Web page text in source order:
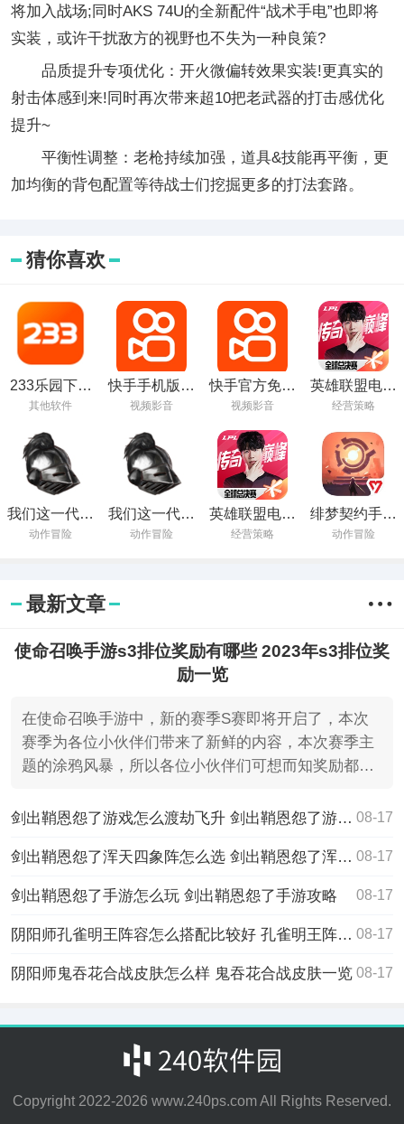
将加入战场;同时AKS 74U的全新配件“战术手电”也即将
实装，或许干扰敌方的视野也不失为一种良策?
品质提升专项优化：开火微偏转效果实装!更真实的
射击体感到来!同时再次带来超10把老武器的打击感优化
提升~
平衡性调整：老枪持续加强，道具&技能再平衡，更
加均衡的背包配置等待战士们挖掘更多的打法套路。
猜你喜欢
233乐园下载
安装无广告
其他软件
快手手机版下
载正版
视频影音
快手官方免费
下载
视频影音
英雄联盟电竞
经理手游官服
经营策略
我们这一代的
命运最新版下
动作冒险
我们这一代的
命运手游下载
动作冒险
英雄联盟电竞
经理官方最新
经营策略
绯梦契约手游
最新版本下载
动作冒险
最新文章
使命召唤手游s3排位奖励有哪些 2023年s3排位奖
励一览
在使命召唤手游中，新的赛季S赛即将开启了，本次
赛季为各位小伙伴们带来了新鲜的内容，本次赛季主
题的涂鸦风暴，所以各位小伙伴们可想而知奖励都是
剑出鞘恩怨了游戏怎么渡劫飞升 剑出鞘恩怨了游戏渡劫飞升的方法 08-17
剑出鞘恩怨了浑天四象阵怎么选 剑出鞘恩怨了浑天四象阵选择方法 08-17
剑出鞘恩怨了手游怎么玩 剑出鞘恩怨了手游攻略 08-17
阴阳师孔雀明王阵容怎么搭配比较好 孔雀明王阵容推荐 08-17
阴阳师鬼吞花合战皮肤怎么样 鬼吞花合战皮肤一览 08-17
Copyright 2022-2026 www.240ps.com All Rights Reserved.